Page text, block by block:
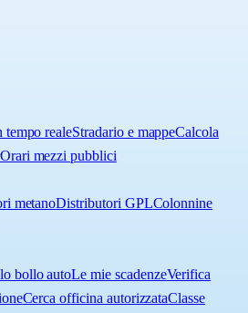
realeStradario e mappeCalcola
Orari mezzi pubblici
metanoDistributori GPLColonnine
bollo autoLe mie scadenzeVerifica
Cerca officina autorizzataClasse